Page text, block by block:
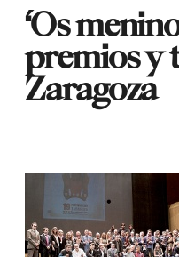
‘Os
premios y
Zaragoza